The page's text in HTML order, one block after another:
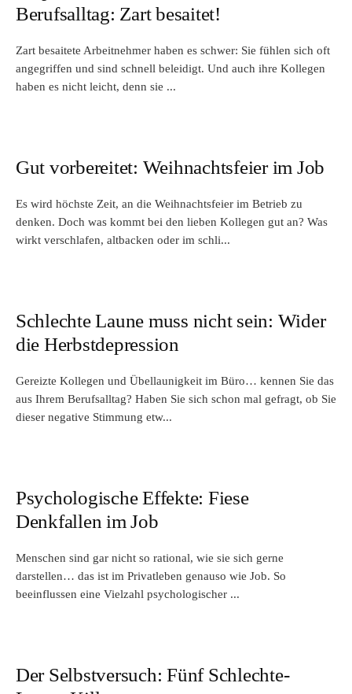
Berufsalltag: Zart besaitet!
Zart besaitete Arbeitnehmer haben es schwer: Sie fühlen sich oft
angegriffen und sind schnell beleidigt. Und auch ihre Kollegen
haben es nicht leicht, denn sie ...
Gut vorbereitet: Weihnachtsfeier im Job
Es wird höchste Zeit, an die Weihnachtsfeier im Betrieb zu
denken. Doch was kommt bei den lieben Kollegen gut an? Was
wirkt verschlafen, altbacken oder im schli...
Schlechte Laune muss nicht sein: Wider
die Herbstdepression
Gereizte Kollegen und Übellaunigkeit im Büro… kennen Sie das
aus Ihrem Berufsalltag? Haben Sie sich schon mal gefragt, ob Sie
dieser negative Stimmung etw...
Psychologische Effekte: Fiese
Denkfallen im Job
Menschen sind gar nicht so rational, wie sie sich gerne
darstellen… das ist im Privatleben genauso wie Job. So
beeinflussen eine Vielzahl psychologischer ...
Der Selbstversuch: Fünf Schlechte-